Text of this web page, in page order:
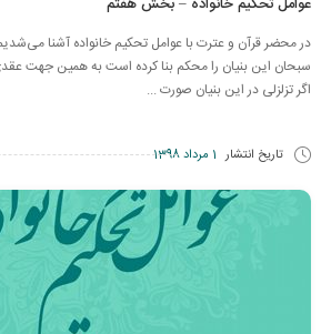
در محضر قرآن و عترت با عوامل تحکیم خانواده آشنا
سبحان این بنیان را محکم بنا کرده است به همین جهت
اگر تزلزلی در این بنیان صورت ...
تاریخ انتشار 1 مرداد 1398